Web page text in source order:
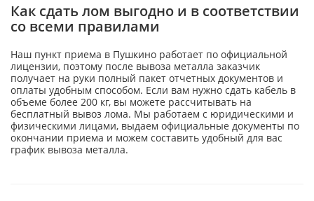
Как сдать лом выгодно и в соответствии
со всеми правилами
Наш пункт приема в Пушкино работает по официальной
лицензии, поэтому после вывоза металла заказчик
получает на руки полный пакет отчетных документов и
оплаты удобным способом. Если вам нужно сдать кабель в
объеме более 200 кг, вы можете рассчитывать на
бесплатный вывоз лома. Мы работаем с юридическими и
физическими лицами, выдаем официальные документы по
окончании приема и можем составить удобный для вас
график вывоза металла.